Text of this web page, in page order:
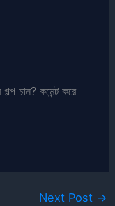
চান? কমেন্ট করে
Next Post →